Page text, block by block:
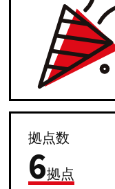
拠点数
6拠点